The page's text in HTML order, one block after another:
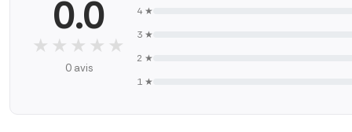
0.0
★★★★★
★★★★★
0 avis
4 ★
3 ★
2 ★
1 ★